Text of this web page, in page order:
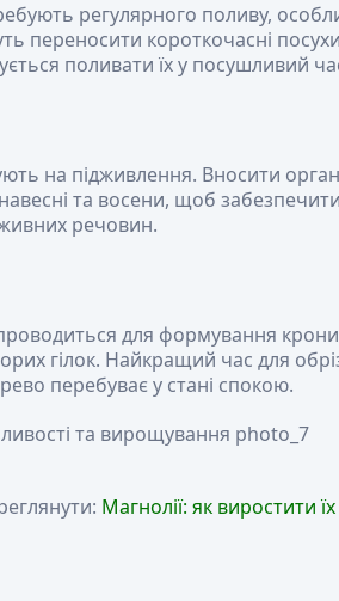
регулярного поливу,
переносити короткочасні
поливати їх у посушливий
на підживлення. Вносити
та восени, щоб
речовин.
для формування
гілок. Найкращий час для
перебуває у стані спокою.
Магнолії: як виростити